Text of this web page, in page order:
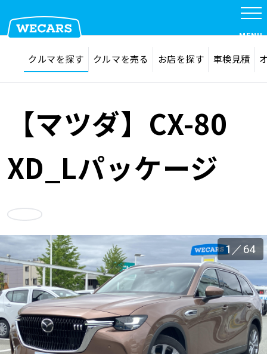
在庫検索 サイト内検索
MENU
クルマを探す
クルマを売る
お店を探す
車検見積
車検サービス トップ
車検料金・メニュー
オイル交換・点検・整備予約
お役立ち情報
クルマを探す クルマを売る お店を探す 車検見積
【マツダ】CX-80
XD_Lパッケージ
お気に入り
1 ／ 64